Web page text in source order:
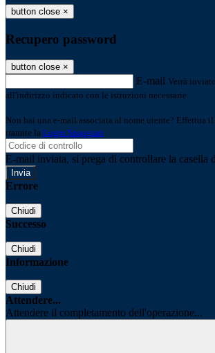
button close ×
Recupero password
button close ×
E-mail Verrà
all'indirizzo indicato con le istruzioni necessarie.
Non hai una e-mail associata al nome utente? Effettua il
tramite la Login Spaggiari
E-mail inviata, si prega di controllare la casella
Errore
Chiudi
Successo
Chiudi
Informazione
Chiudi
Attendere...
Attendere il completamento dell'operazione...